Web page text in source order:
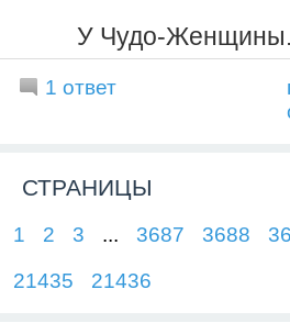
У Чудо-
1 ответ
СТРАНИЦЫ
1 2 3 ... 3687 3688
21435
21436